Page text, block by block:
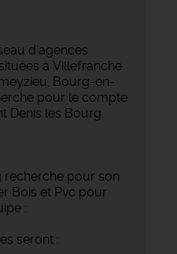
d'agences
à Villefranche
Bourg-en-
pour le compte
Denis les Bourg.
recherche pour son
Bois et Pvc pour
:
seront :